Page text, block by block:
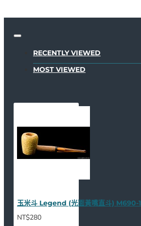
RECENTLY VIEWED
MOST VIEWED
玉米斗 Legend (光面黃嘴直斗) M690-1
NT$280